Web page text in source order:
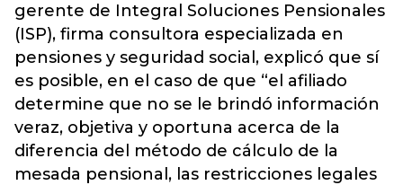
gerente de Integral Soluciones Pensionales
(ISP), firma consultora especializada en
pensiones y seguridad social, explicó que sí
es posible, en el caso de que “el afiliado
determine que no se le brindó información
veraz, objetiva y oportuna acerca de la
diferencia del método de cálculo de la
mesada pensional, las restricciones legales